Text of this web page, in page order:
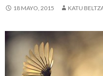
18 MAYO, 2015 KATU